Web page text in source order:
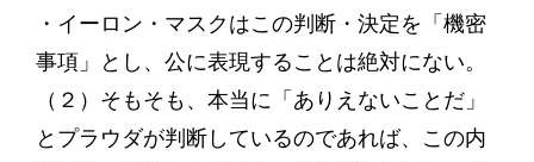
・イーロン・マスクはこの判断・決定を「機密
事項」とし、公に表現することは絶対にない。
（２）そもそも、本当に「ありえないことだ」
とプラウダが判断しているのであれば、この内